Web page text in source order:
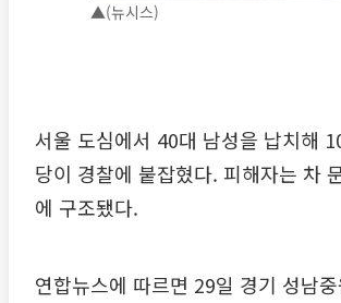
▲(뉴시스)
서울 도심에서 40대 남성을 납치해
당이 경찰에 붙잡혔다. 피해자는 차
에 구조됐다.
연합뉴스에 따르면 29일 경기 성남